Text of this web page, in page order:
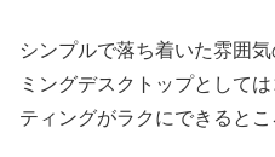
シンプルで落ち着いた雰囲
ミングデスクトップとして
ティングがラクにできるとこ